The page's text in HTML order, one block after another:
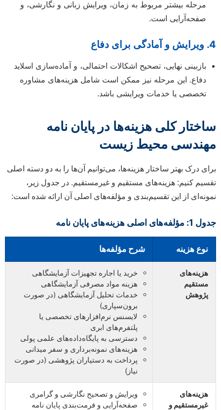
مرحله بیشتر مربوط به زمان، ویرایش زبانی و نگارشی، و
صفحه‌آرایی است.
4. ویرایش و آمادگی برای دفاع
بازبینی نهایی، تصحیح اشکالات احتمالی، و آماده‌سازی اسلاید
دفاع. این مرحله نیز ممکن است شامل هزینه‌های مشاوره
تخصصی یا خدمات ویرایشی باشد.
ساختار کلی هزینه‌ها در پایان نامه
مهندسی محیط زیست
برای درک بهتر ساختار هزینه‌ها، می‌توانیم آن‌ها را به دو دسته اصلی
تقسیم کنیم: هزینه‌های مستقیم و غیرمستقیم. در جدول زیر،
نمونه‌ای از این تقسیم‌بندی و مؤلفه‌های اصلی آن ارائه شده است:
جدول 1: مؤلفه‌های اصلی هزینه‌های پایان نامه
نوع هزینه شرح مؤلفه‌ها
هزینه‌های
مستقیم
پژوهش
خرید یا اجاره تجهیزات آزمایشگاهی
هزینه مواد مصرفی آزمایشگاهی
خدمات تحلیل آزمایشگاهی (در صورت
برون‌سپاری)
لایسنس نرم‌افزارهای تخصصی یا
پلتفرم‌های ابری
دسترسی به پایگاه‌داده‌های علمی پولی
هزینه‌های نمونه‌برداری و سفر میدانی
پرداخت به دستیاران پژوهشی (در صورت
نیاز)
هزینه‌های
غیرمستقیم و
ویرایش و تصحیح نگارشی و گرامری
صفحه‌آرایی و فرمت‌بندی پایان نامه